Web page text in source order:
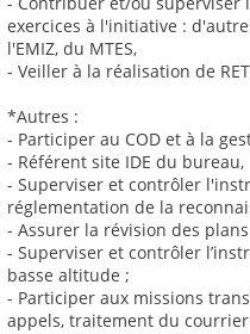
exercices à l'initiative :
l'EMIZ, du MTES,
- Veiller à la réalisation de
*Autres :
- Participer au COD et à la
- Référent site IDE du bureau,
- Superviser et contrôler
réglementation de la
- Assurer la révision des
- Superviser et contrôler
basse altitude ;
- Participer aux missions
appels, traitement du